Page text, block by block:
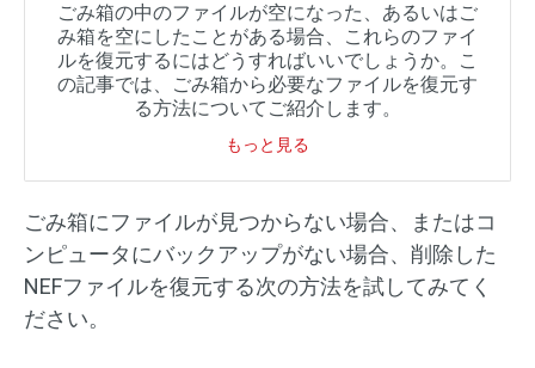
ごみ箱の中のファイルが空になった、あるいはご
み箱を空にしたことがある場合、これらのファイ
ルを復元するにはどうすればいいでしょうか。こ
の記事では、ごみ箱から必要なファイルを復元す
る方法についてご紹介します。
もっと見る
ごみ箱にファイルが見つからない場合、またはコ
ンピュータにバックアップがない場合、削除した
NEFファイルを復元する次の方法を試してみてく
ださい。